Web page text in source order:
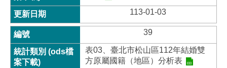
113-01-03
39
表03、臺北市松山區112年結婚雙
方原屬國籍（地區）分析表